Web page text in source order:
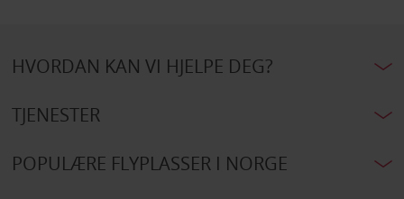
HVORDAN KAN VI HJELPE DEG?
TJENESTER
POPULÆRE FLYPLASSER I NORGE